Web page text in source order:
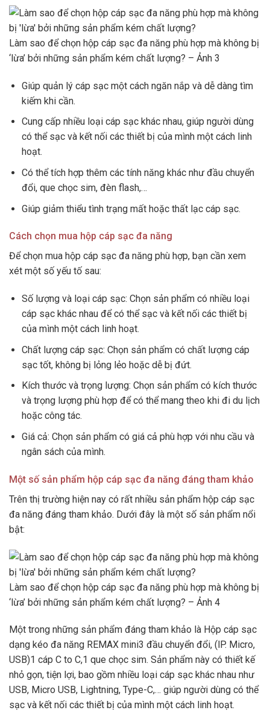
Làm sao để chọn hộp cáp sạc đa năng phù hợp mà không bị
‘lừa’ bởi những sản phẩm kém chất lượng? – Ảnh 3
Giúp quản lý cáp sạc một cách ngăn nắp và dễ dàng tìm
kiếm khi cần.
Cung cấp nhiều loại cáp sạc khác nhau, giúp người dùng
có thể sạc và kết nối các thiết bị của mình một cách linh
hoạt.
Có thể tích hợp thêm các tính năng khác như đầu chuyển
đổi, que chọc sim, đèn flash,…
Giúp giảm thiểu tình trạng mất hoặc thất lạc cáp sạc.
Cách chọn mua hộp cáp sạc đa năng
Để chọn mua hộp cáp sạc đa năng phù hợp, bạn cần xem
xét một số yếu tố sau:
Số lượng và loại cáp sạc: Chọn sản phẩm có nhiều loại
cáp sạc khác nhau để có thể sạc và kết nối các thiết bị
của mình một cách linh hoạt.
Chất lượng cáp sạc: Chọn sản phẩm có chất lượng cáp
sạc tốt, không bị lỏng lẻo hoặc dễ bị đứt.
Kích thước và trọng lượng: Chọn sản phẩm có kích thước
và trọng lượng phù hợp để có thể mang theo khi đi du lịch
hoặc công tác.
Giá cả: Chọn sản phẩm có giá cả phù hợp với nhu cầu và
ngân sách của mình.
Một số sản phẩm hộp cáp sạc đa năng đáng tham khảo
Trên thị trường hiện nay có rất nhiều sản phẩm hộp cáp sạc
đa năng đáng tham khảo. Dưới đây là một số sản phẩm nổi
bật:
Làm sao để chọn hộp cáp sạc đa năng phù hợp mà không bị
‘lừa’ bởi những sản phẩm kém chất lượng? – Ảnh 4
Một trong những sản phẩm đáng tham khảo là Hộp cáp sạc
dạng kéo đa năng REMAX mini3 đầu chuyển đổi, (lP. Micro,
USB)1 cáp C to C,1 que chọc sim. Sản phẩm này có thiết kế
nhỏ gọn, tiện lợi, bao gồm nhiều loại cáp sạc khác nhau như
USB, Micro USB, Lightning, Type-C,… giúp người dùng có thể
sạc và kết nối các thiết bị của mình một cách linh hoạt.